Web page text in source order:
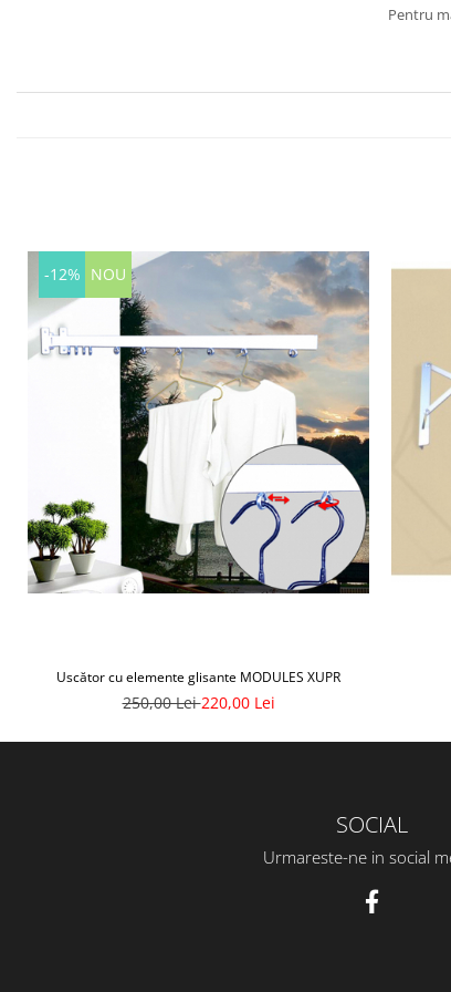
Pentru
-12% NOU
Uscător cu elemente glisante MODULES XUPR
250,00 Lei220,00 Lei
SOCIAL
Urmareste-ne in social